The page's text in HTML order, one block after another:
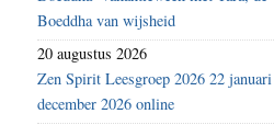
Boeddha van wijsheid
20 augustus 2026
Zen Spirit Leesgroep 2026 22
december 2026 online